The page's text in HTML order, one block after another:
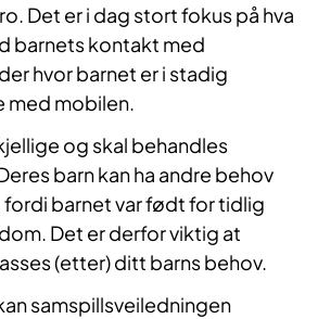
Det er i dag stort fokus på hva
barnets kontakt med
hvor barnet er i stadig
med mobilen.
og skal behandles
barn kan ha andre behov
fordi barnet var født for tidlig
Det er derfor viktig at
(etter) ditt barns behov.
samspillsveiledningen